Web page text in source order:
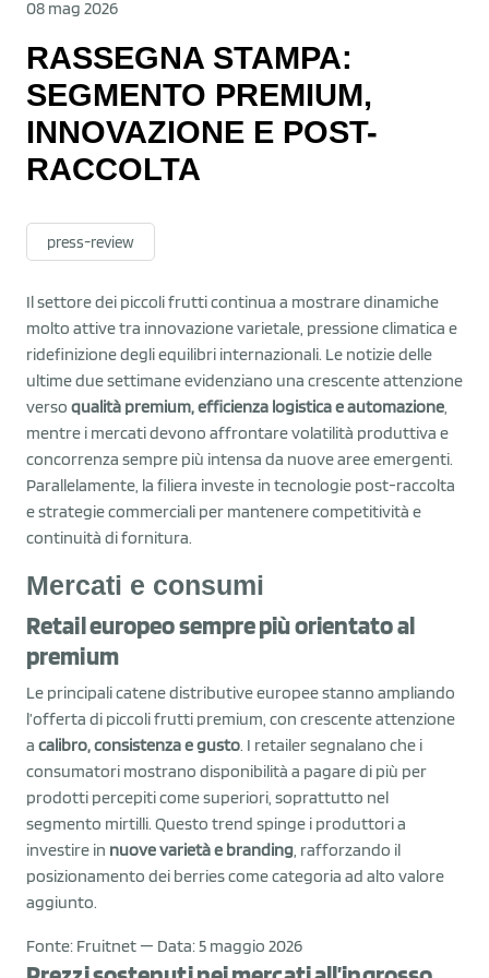
08 mag 2026
RASSEGNA STAMPA:
SEGMENTO PREMIUM,
INNOVAZIONE E POST-
RACCOLTA
press-review
Il settore dei piccoli frutti continua a mostrare dinamiche
molto attive tra innovazione varietale, pressione climatica e
ridefinizione degli equilibri internazionali. Le notizie delle
ultime due settimane evidenziano una crescente attenzione
verso qualità premium, efficienza logistica e automazione
mentre i mercati devono affrontare volatilità produttiva e
concorrenza sempre più intensa da nuove aree emergenti.
Parallelamente, la filiera investe in tecnologie post-raccolta
e strategie commerciali per mantenere competitività e
continuità di fornitura.
Mercati e consumi
Retail europeo sempre più orientato al
premium
Le principali catene distributive europee stanno ampliando
l’offerta di piccoli frutti premium, con crescente attenzione
a calibro, consistenza e gusto. I retailer segnalano che i
consumatori mostrano disponibilità a pagare di più per
prodotti percepiti come superiori, soprattutto nel
segmento mirtilli. Questo trend spinge i produttori a
investire in nuove varietà e branding , rafforzando il
posizionamento dei berries come categoria ad alto valore
aggiunto.
Fonte: Fruitnet — Data: 5 maggio 2026